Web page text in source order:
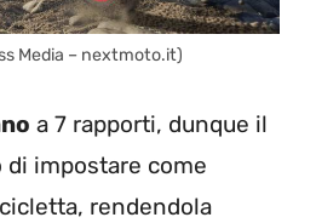
Media – nextmoto.it)
a 7 rapporti, dunque il
impostare come
rendendola